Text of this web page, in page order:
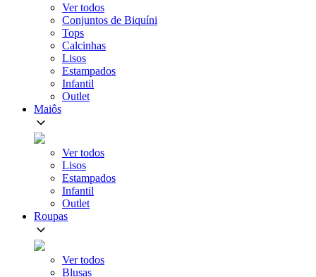
Ver todos
Conjuntos de Biquíni
Tops
Calcinhas
Lisos
Estampados
Infantil
Outlet
Maiôs
Ver todos
Lisos
Estampados
Infantil
Outlet
Roupas
Ver todos
Blusas